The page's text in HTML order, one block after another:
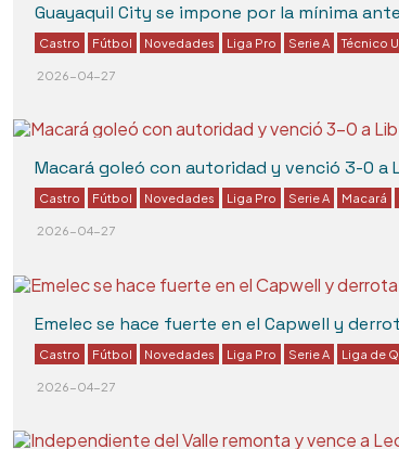
Guayaquil City se impone por la mínima
Castro Fútbol Novedades Liga Pro Serie A Técnico
2026-04-27
Macará goleó con autoridad y venció 3-0 a
Castro Fútbol Novedades Liga Pro Serie A Macará
2026-04-27
Emelec se hace fuerte en el Capwell y
Castro Fútbol Novedades Liga Pro Serie A Liga de
2026-04-27